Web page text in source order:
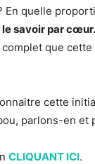
En quelle
le savoir par cœur.
que
cette
parlons-en et
CLIQUANT ICI.